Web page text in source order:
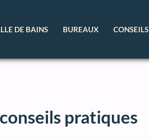
DE BAINS BUREAUX CONSEILS
pratiques